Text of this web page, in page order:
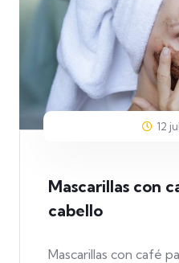
12
Mascarillas con
cabello
Mascarillas con café